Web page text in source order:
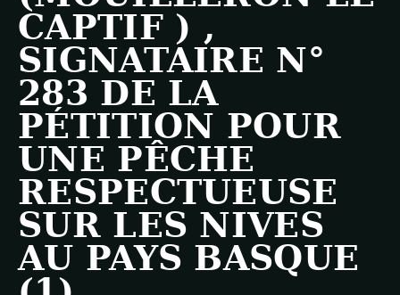
CAPTIF ) ,
SIGNATAIRE N°
283 DE LA
PÉTITION POUR
UNE PÊCHE
RESPECTUEUSE
SUR LES NIVES
AU PAYS BASQUE